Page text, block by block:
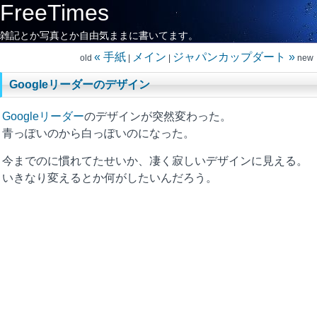
FreeTimes
雑記とか写真とか自由気ままに書いてます。
old « 手紙| メイン ジャパンカップダート »new
Googleリーダーのデザイン
Googleリーダーのデザインが突然変わった。
青っぽいのから白っぽいのになった。
今までのに慣れてたせいか、凄く寂しいデザインに見える。
いきなり変えるとか何がしたいんだろう。